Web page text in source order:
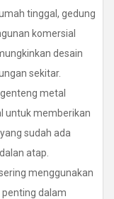
tinggal, gedung
komersial
desain
sekitar.
metal
untuk memberikan
sudah ada
atap.
menggunakan
dalam